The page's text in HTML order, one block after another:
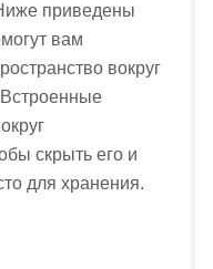
приведены
вам
вокруг
скрыть его и
для хранения.